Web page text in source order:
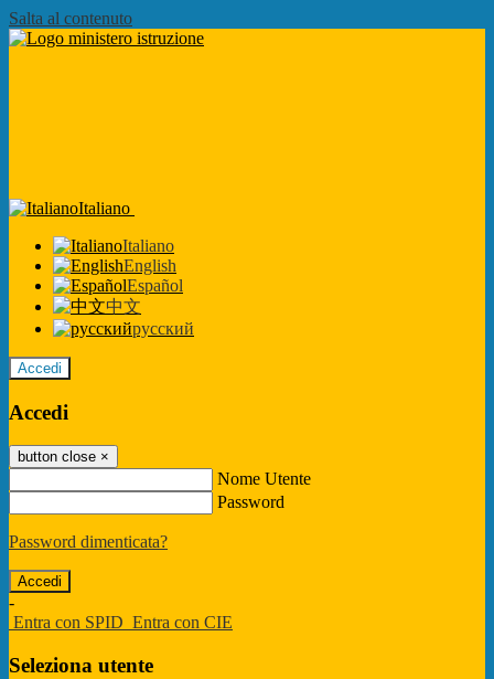
Salta al contenuto
Italiano
Italiano
English
Español
中文
русский
Accedi
Accedi
button close ×
Nome Utente
Password
Password dimenticata?
-
Entra con SPID Entra con CIE
Seleziona utente